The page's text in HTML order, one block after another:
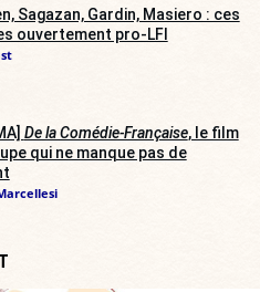
Sagazan, Gardin, Masiero : ces
ouvertement pro-LFI
De la Comédie-Française, le film
qui ne manque pas de